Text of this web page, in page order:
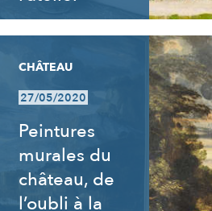
CHÂTEAU
27/05/2020
Peintures
murales du
château, de
l’oubli à la